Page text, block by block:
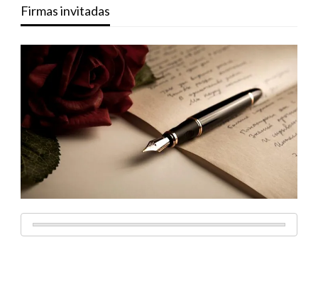
Firmas invitadas